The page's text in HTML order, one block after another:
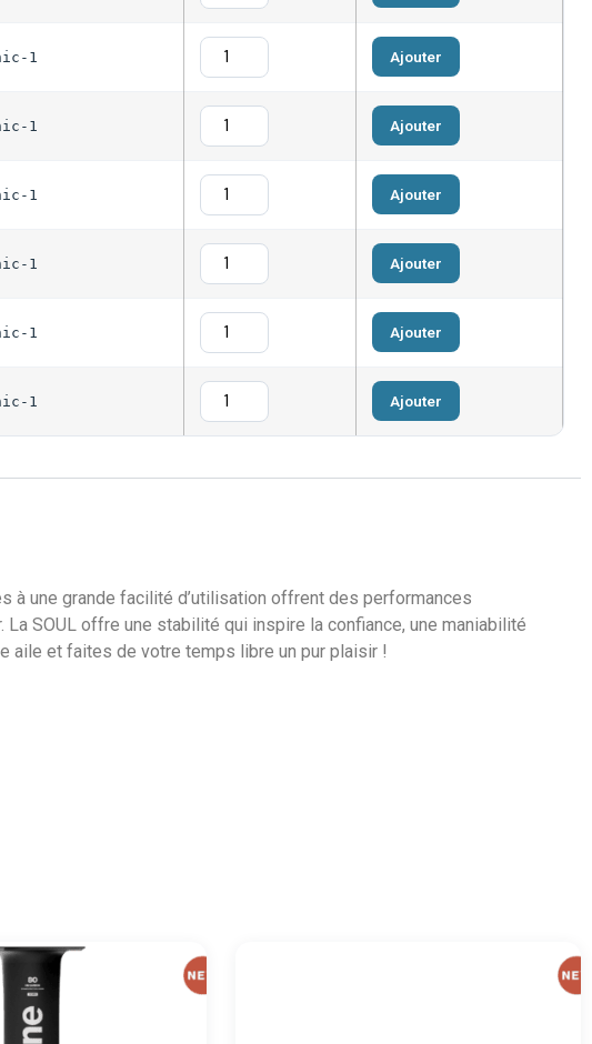
1 Ajouter
1 Ajouter
1 Ajouter
1 Ajouter
1 Ajouter
1 Ajouter
une grande facilité d’utilisation offrent des performances
SOUL offre une stabilité qui inspire la confiance, une maniabilité
aile et faites de votre temps libre un pur plaisir !